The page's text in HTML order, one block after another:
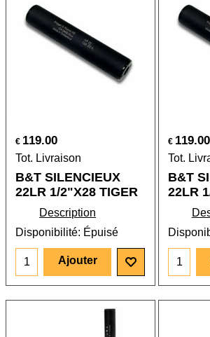
€ 119.00
Tot. Livraison
B&T SILENCIEUX
22LR 1/2"X28 TIGER
Description
Disponibilité: Épuisé
Ajouter
€ 119.00
Tot.
B&T
22LR